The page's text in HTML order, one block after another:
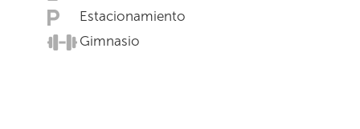
Estacionamiento
Gimnasio